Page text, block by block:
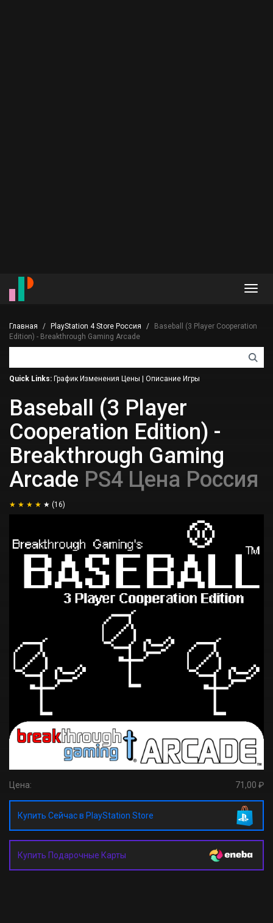
Главная PlayStation 4 Store Россия
Baseball (3 Player Cooperation
Edition) - Breakthrough Gaming Arcade
Quick Links: График Изменения Цены Описание Игры
Baseball (3 Player
Cooperation Edition) -
Breakthrough Gaming
Arcade PS4 Цена Россия
(16)
Цена: 71,00 ₽
Купить Сейчас в PlayStation Store
Купить Подарочные Карты